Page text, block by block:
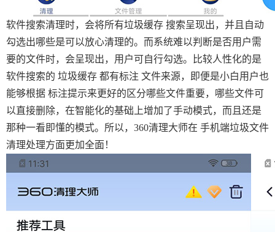
软件搜索清理时，会将所有垃圾缓存 搜索呈现出，并且自动
勾选出哪些是可以放心清理的。而系统难以判断是否用户需
要的文件时，会呈现出，用户可自行勾选。比较人性化的是
软件搜索的 垃圾缓存 都有标注 文件来源，即便是小白用户也
能够根据 标注提示来更好的区分哪些文件重要，哪些文件可
以直接删除，在智能化的基础上增加了手动模式，而且还是
那种一看即懂的模式。所以，360清理大师在 手机端垃圾文件
清理处理方面更加全面！